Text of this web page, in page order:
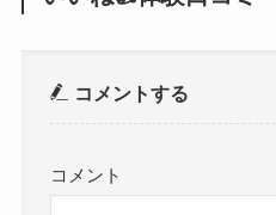
コメントする
コメント